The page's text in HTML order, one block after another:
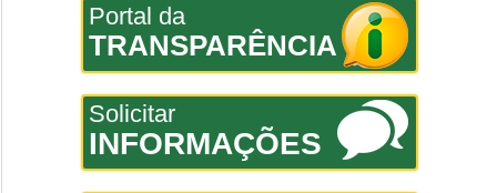
Portal da
TRANSPARÊNCIA
Solicitar
INFORMAÇÕES